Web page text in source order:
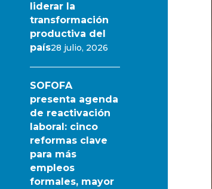
liderar la
transformación
productiva del
país28 julio, 2026
SOFOFA
presenta agenda
de reactivación
laboral: cinco
reformas clave
para más
empleos
formales, mayor